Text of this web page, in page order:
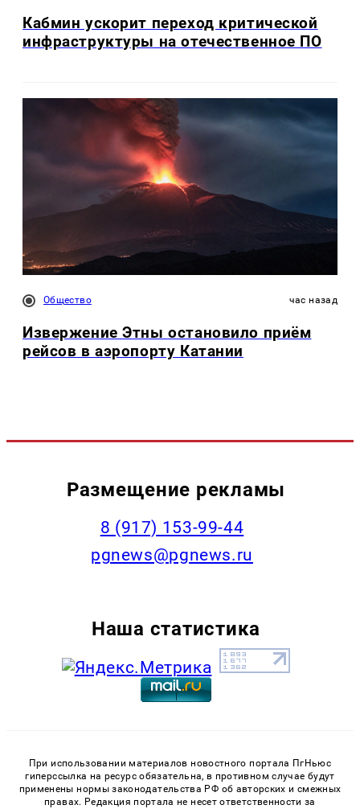
Кабмин ускорит переход критической
инфраструктуры на отечественное ПО
Общество час назад
Извержение Этны остановило приём
рейсов в аэропорту Катании
Размещение рекламы
‭8 (917) 153-99-44
pgnews@pgnews.ru
Наша статистика
При использовании материалов новостного портала ПгНьюс
гиперссылка на ресурс обязательна, в противном случае будут
применены нормы законодательства РФ об авторских и смежных
правах. Редакция портала не несет ответственности за